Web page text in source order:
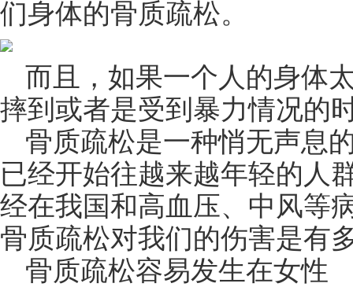
们身体的骨质疏松。
而且，如果一个人的身体
摔到或者是受到暴力情况的
骨质疏松是一种悄无声息
已经开始往越来越年轻的人
经在我国和高血压、中风等
骨质疏松对我们的伤害是有
骨质疏松容易发生在女性